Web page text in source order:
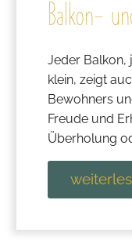
Balkon-
Jeder Balkon,
klein, zeigt
Bewohners
Freude und
Überholung